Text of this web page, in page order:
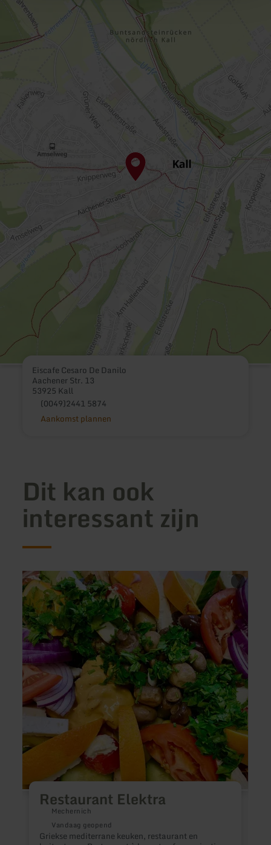
Eiscafe Cesaro De Danilo
Aachener Str. 13
53925 Kall
(0049)2441 5874
Aankomst plannen
Dit kan ook
interessant zijn
Restaurant Elektra
Mechernich
Vandaag geopend
Griekse mediterrane keuken, restaurant en
meer
informatie
over:
Restaurant
Elektra
Grill